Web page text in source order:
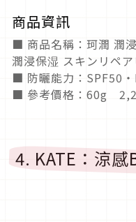
商品資訊
■ 商品名稱：珂潤 潤
潤浸保湿 スキンリペ
■ 防曬能力：SPF50
■ 參考價格：60g
4. KATE：涼感